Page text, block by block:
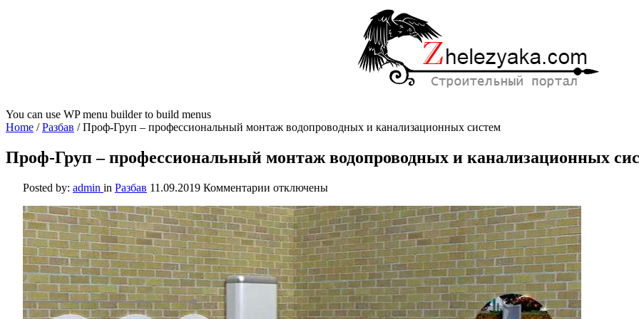
You can use WP menu builder to build menus
Home /Разбав /Проф-Груп – профессиональный монтаж водопроводных и канализационных систем
Проф-Груп – профессиональный монтаж водопроводных и канализационных
Posted by: admin in Разбав 11.09.2019 Комментарии
к
Проф-
Груп
–
профессиональный
монтаж
водопроводных
канализационных
систем
отключены